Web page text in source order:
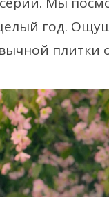
год.
плитки